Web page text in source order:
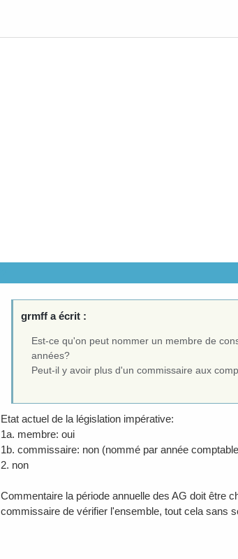
grmff a écrit :
Est-ce qu'on peut nommer un membre de
années?
Peut-il y avoir plus d'un commissaire aux
Etat actuel de la législation impérative:
1a. membre: oui
1b. commissaire: non (nommé par année
2. non
Commentaire la période annuelle des AG doit être
commissaire de vérifier l'ensemble, tout cela sans